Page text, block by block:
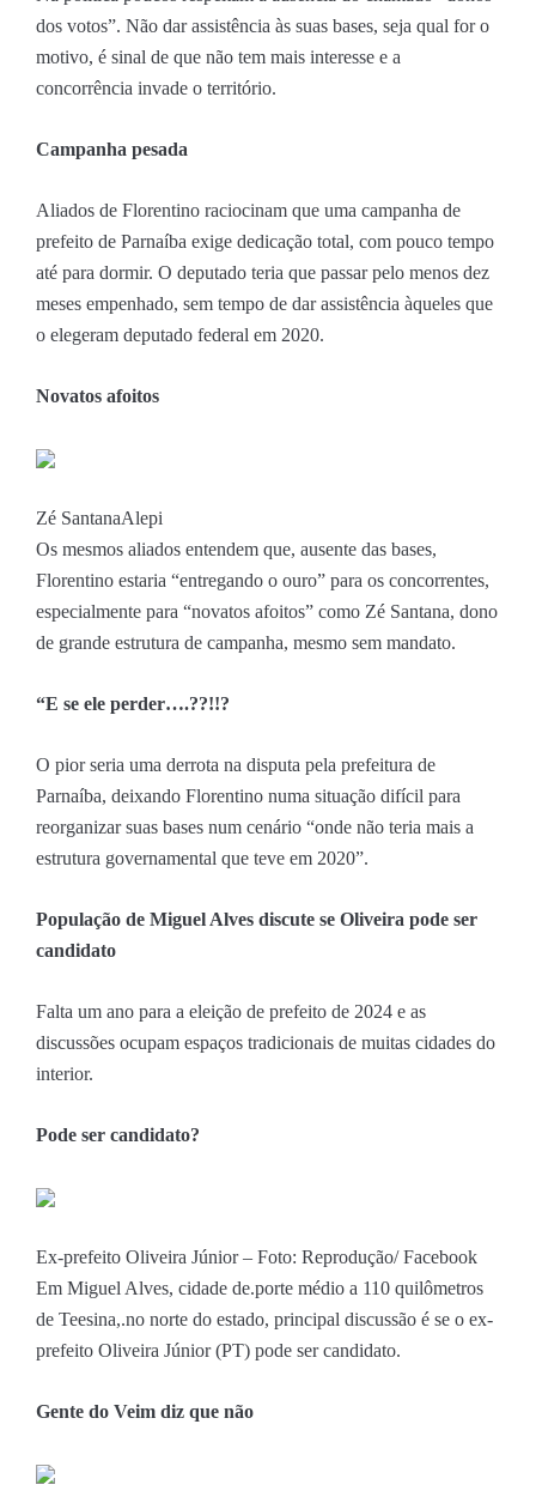
dos votos”. Não dar assistência às suas bases, seja qual for o
motivo, é sinal de que não tem mais interesse e a
concorrência invade o território.
Campanha pesada
Aliados de Florentino raciocinam que uma campanha de
prefeito de Parnaíba exige dedicação total, com pouco tempo
até para dormir. O deputado teria que passar pelo menos dez
meses empenhado, sem tempo de dar assistência àqueles que
o elegeram deputado federal em 2020.
Novatos afoitos
Zé SantanaAlepi
Os mesmos aliados entendem que, ausente das bases,
Florentino estaria “entregando o ouro” para os concorrentes,
especialmente para “novatos afoitos” como Zé Santana, dono
de grande estrutura de campanha, mesmo sem mandato.
“E se ele perder….??!!?
O pior seria uma derrota na disputa pela prefeitura de
Parnaíba, deixando Florentino numa situação difícil para
reorganizar suas bases num cenário “onde não teria mais a
estrutura governamental que teve em 2020”.
População de Miguel Alves discute se Oliveira pode ser
candidato
Falta um ano para a eleição de prefeito de 2024 e as
discussões ocupam espaços tradicionais de muitas cidades do
interior.
Pode ser candidato?
Ex-prefeito Oliveira Júnior – Foto: Reprodução/ Facebook
Em Miguel Alves, cidade de.porte médio a 110 quilômetros
de Teesina,.no norte do estado, principal discussão é se o ex-
prefeito Oliveira Júnior (PT) pode ser candidato.
Gente do Veim diz que não